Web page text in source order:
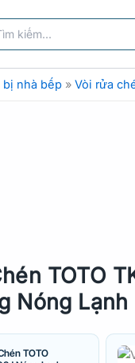
bị nhà bếp » Vòi rửa
TOTO
Nóng Lạnh
TOTO